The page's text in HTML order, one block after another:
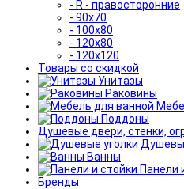
- R - правосторонние
- 90x70
- 100x80
- 120x80
- 120x120
Товары со скидкой
Унитазы
Раковины
Поддоны
Душевые двери, стенки,
Ванны
Панели
Бренды